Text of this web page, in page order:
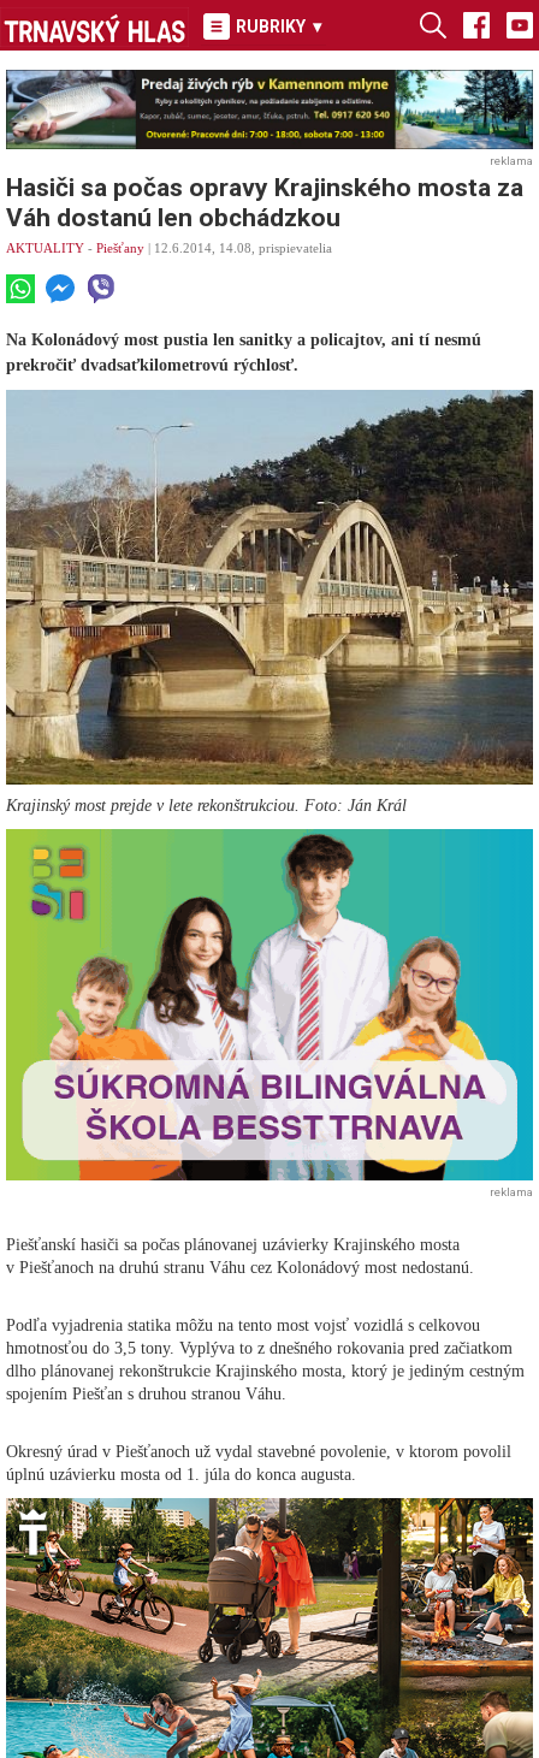
RUBRIKY ▾
reklama
Hasiči sa počas opravy Krajinského mosta za
Váh dostanú len obchádzkou
AKTUALITY - Piešťany | 12.6.2014, 14.08, prispievatelia
Na Kolonádový most pustia len sanitky a policajtov, ani tí nesmú
prekročiť dvadsaťkilometrovú rýchlosť.
Krajinský most prejde v lete rekonštrukciou. Foto: Ján Král
reklama
Piešťanskí hasiči sa počas plánovanej uzávierky Krajinského mosta
v Piešťanoch na druhú stranu Váhu cez Kolonádový most nedostanú.
Podľa vyjadrenia statika môžu na tento most vojsť vozidlá s celkovou
hmotnosťou do 3,5 tony. Vyplýva to z dnešného rokovania pred začiatkom
dlho plánovanej rekonštrukcie Krajinského mosta, ktorý je jediným cestným
spojením Piešťan s druhou stranou Váhu.
Okresný úrad v Piešťanoch už vydal stavebné povolenie, v ktorom povolil
úplnú uzávierku mosta od 1. júla do konca augusta.